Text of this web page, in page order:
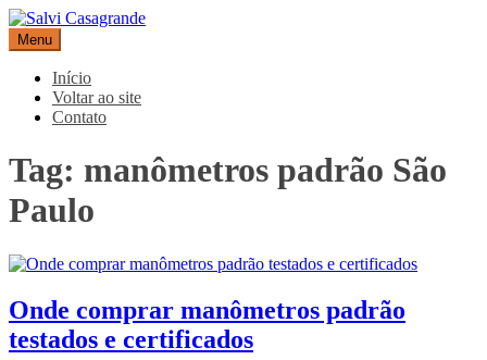
Pular
para
o
conteúdo
Salvi Casagrande
Especialistas em equipamentos de medição e automação
Menu
Início
Voltar ao site
Contato
Tag: manômetros padrão São
Paulo
Onde comprar manômetros padrão
testados e certificados